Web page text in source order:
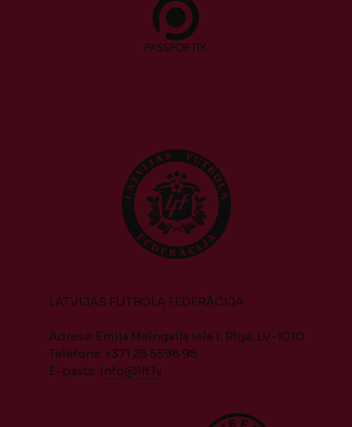
LATVIJAS FUTBOLA FEDERĀCIJA
Adrese: Emiļa Melngaiļa iela 1, Rīga, LV-1010
Telefons: +371 28 5598 98
E-pasts: info@lff.lv